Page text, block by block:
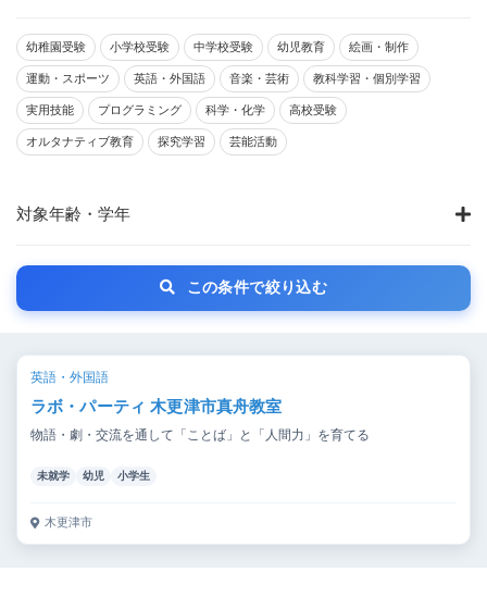
幼稚園受験 小学校受験 中学校受験 幼児教育 絵画・制作
運動・スポーツ 英語・外国語 音楽・芸術 教科学習・個別学習
実用技能 プログラミング 科学・化学 高校受験
オルタナティブ教育 探究学習 芸能活動
対象年齢・学年
この条件で絞り込む
英語・外国語
ラボ・パーティ 木更津市真舟教室
物語・劇・交流を通して「ことば」と「人間力」を育てる
未就学 幼児 小学生
木更津市